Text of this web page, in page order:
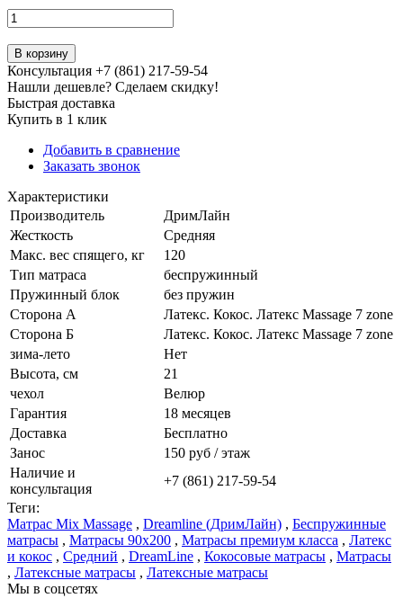
В корзину
Консультация +7 (861) 217-59-54
Нашли дешевле? Сделаем скидку!
Быстрая доставка
Купить в 1 клик
Добавить в сравнение
Заказать звонок
Характеристики
Производитель
ДримЛайн
Жесткость
Средняя
Макс. вес спящего, кг
120
Тип матраса
беспружинный
Пружинный блок
без пружин
Сторона А
Латекс. Кокос. Латекс Massage 7 zone
Сторона Б
Латекс. Кокос. Латекс Massage 7 zone
зима-лето
Нет
Высота, см
21
чехол
Велюр
Гарантия
18 месяцев
Доставка
Бесплатно
Занос
150 руб / этаж
Наличие и
консультация
+7 (861) 217-59-54
Теги:
Матрас Mix Massage , Dreamline (ДримЛайн) , Беспружинные
матрасы , Матрасы 90x200 , Матрасы премиум класса , Латекс
и кокос , Средний , DreamLine , Кокосовые матрасы , Матрасы
, Латексные матрасы , Латексные матрасы
Мы в соцсетях